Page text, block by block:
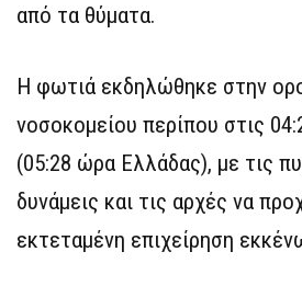
από τα θύματα.
Η φωτιά εκδηλώθηκε στην
νοσοκομείου περίπου στις
(05:28 ώρα Ελλάδας), με τις
δυνάμεις και τις αρχές να
εκτεταμένη επιχείρηση